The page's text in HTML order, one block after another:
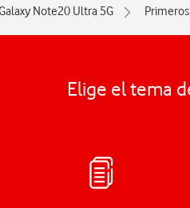
Note20 Ultra 5G
Elige el tema